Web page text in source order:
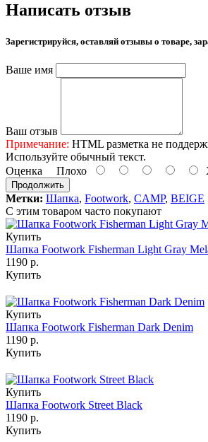
Написать отзыв
Зарегистрируйся, оставляй отзывы о товаре,
Ваше имя
Ваш отзыв
Примечание: HTML разметка не
Используйте обычный текст.
Оценка Плохо
Продолжить
Метки: Шапка, Footwork, CAMP, BEIGE
С этим товаром часто покупают
Купить
Шапка Footwork Fisherman Light Gray
1190 р.
Купить
Купить
Шапка Footwork Fisherman Dark Denim
1190 р.
Купить
Купить
Шапка Footwork Street Black
1190 р.
Купить